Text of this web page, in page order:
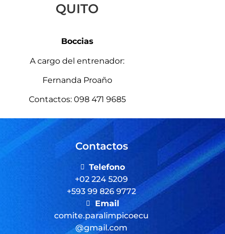
QUITO
Boccias
A cargo del entrenador:
Fernanda Proaño
Contactos: 098 471 9685
Contactos
Telefono
+02 224 5209
+593 99 826 9772
Email
comite.paralimpicoecu
@gmail.com